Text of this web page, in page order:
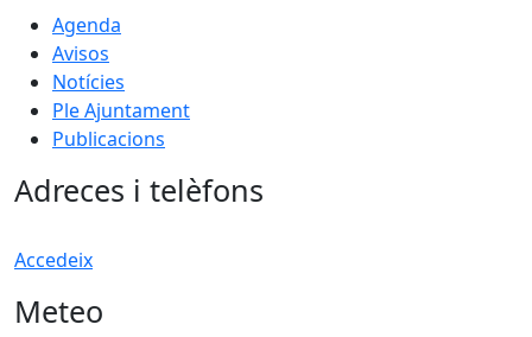
Agenda
Avisos
Notícies
Ple Ajuntament
Publicacions
Adreces i telèfons
Accedeix
Meteo